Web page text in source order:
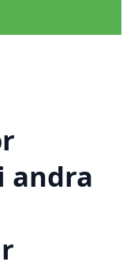
andra